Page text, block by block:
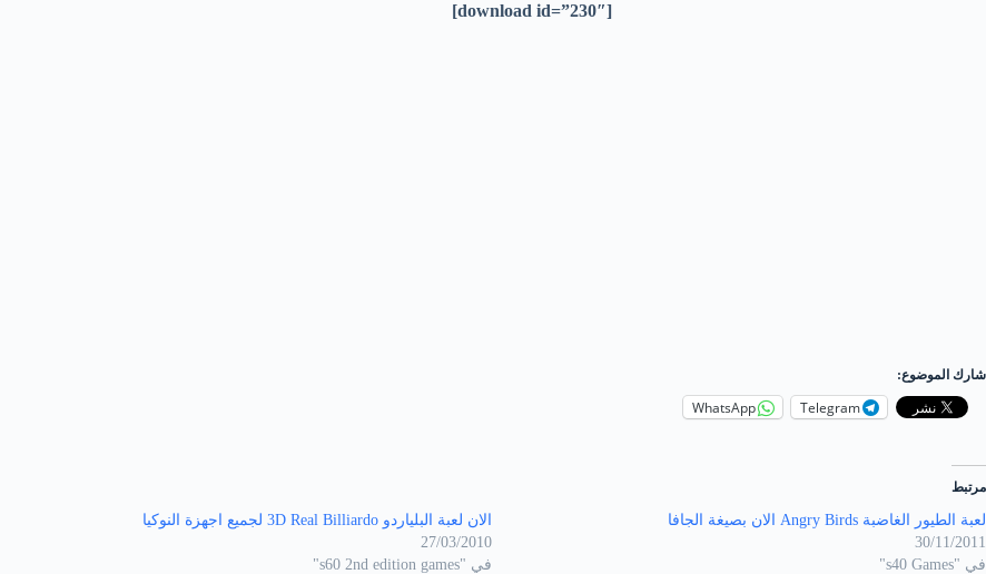
[download id=”230″]
شارك الموضوع:
Telegram
WhatsApp
مرتبط
لعبة الطيور الغاضبة Angry Birds الان بصيغة الجافا
30/11/2011
في "s40 Games"
الان لعبة البلياردو 3D Real Billiardo لجميع اجهزة النوكيا
27/03/2010
في "s60 2nd edition games"